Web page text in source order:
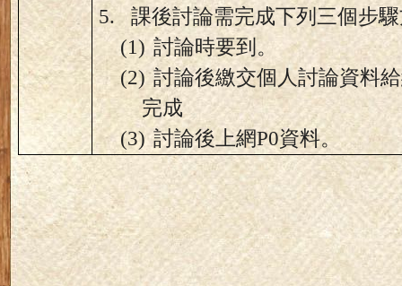
5.
課後討論需完成下列三個步
(1) 討論時要到。
(2) 討論後繳交個人討論資料
完成
(3) 討論後上網P0資料。